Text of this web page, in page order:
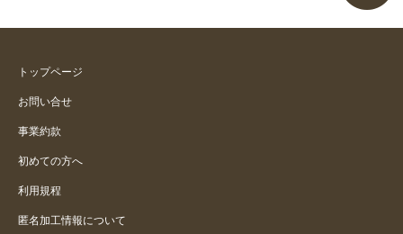
トップページ
お問い合せ
事業約款
初めての方へ
利用規程
匿名加工情報について